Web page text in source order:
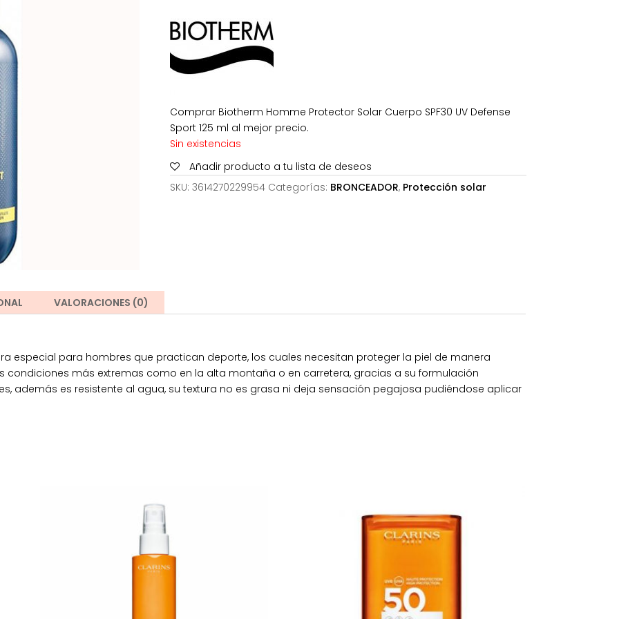
26,00€.
Comprar Biotherm Homme Protector Solar Cuerpo SPF30 UV Defense
Sport 125 ml al mejor precio.
Sin existencias
Añadir producto a tu lista de deseos
SKU: 3614270229954 Categorías: BRONCEADOR, Protección solar
VALORACIONES (0)
especial para hombres que practican deporte, los cuales necesitan proteger la piel de manera
condiciones más extremas como en la alta montaña o en carretera, gracias a su formulación
además es resistente al agua, su textura no es grasa ni deja sensación pegajosa pudiéndose aplicar